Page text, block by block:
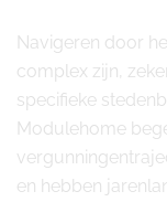
Navigeren door
complex zijn,
specifieke
Modulehome
en hebben